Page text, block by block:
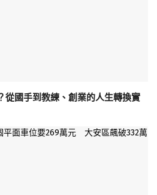
從國手到教練、創業的人生轉換實